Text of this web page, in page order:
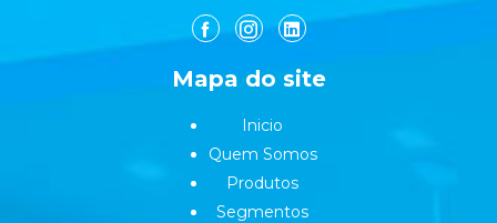
Mapa do site
Inicio
Quem Somos
Produtos
Segmentos